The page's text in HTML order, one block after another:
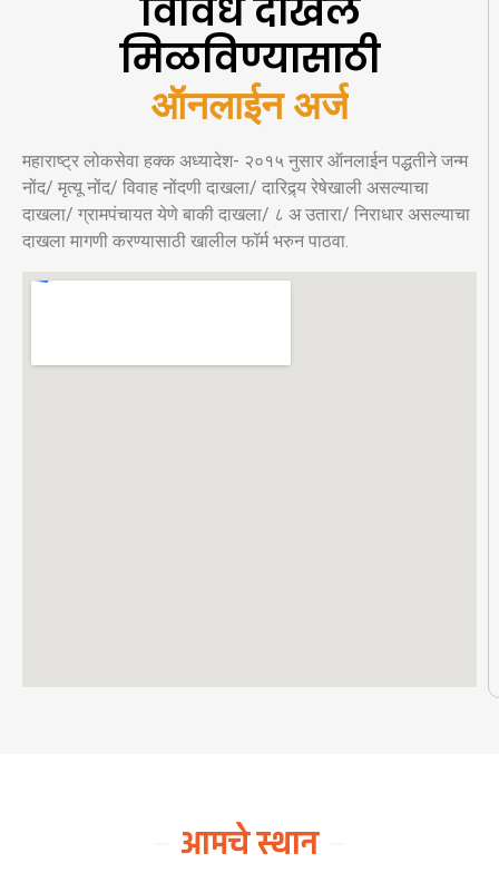
विविध दाखले
मिळविण्यासाठी
ऑनलाईन अर्ज
महाराष्ट्र लोकसेवा हक्क अध्यादेश- २०१५ नुसार ऑनलाईन पद्धतीने जन्म
नोंद/ मृत्यू नोंद/ विवाह नोंदणी दाखला/ दारिद्र्य रेषेखाली असल्याचा
दाखला/ ग्रामपंचायत येणे बाकी दाखला/ ८ अ उतारा/ निराधार असल्याचा
दाखला मागणी करण्यासाठी खालील फॉर्म भरुन पाठवा.
आमचे स्थान